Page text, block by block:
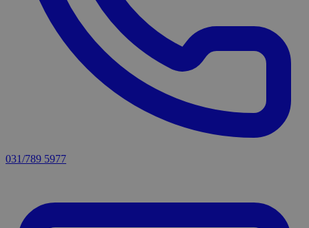
031/789 5977